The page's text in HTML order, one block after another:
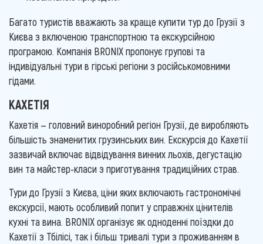
Багато туристів вважають за краще купити тур до Грузії з
Києва з включеною транспортною та екскурсійною
програмою. Компанія BRONIX пропонує групові та
індивідуальні тури в гірські регіони з російськомовними
гідами.
КАХЕТІЯ
Кахетія — головний виноробний регіон Грузії, де виробляють
більшість знаменитих грузинських вин. Екскурсія до Кахетії
зазвичай включає відвідування винних льохів, дегустацію
вин та майстер-класи з приготування традиційних страв.
Тури до Грузії з Києва, ціни яких включають гастрономічні
екскурсії, мають особливий попит у справжніх цінителів
кухні та вина. BRONIX організує як одноденні поїздки до
Кахетії з Тбілісі, так і більш тривалі тури з проживанням в